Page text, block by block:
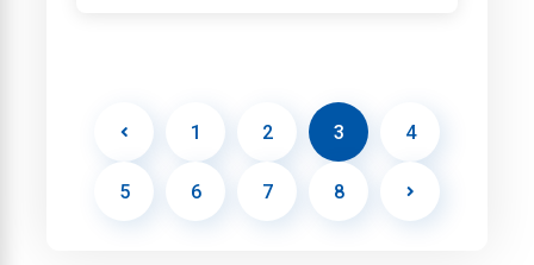
1 2 3 4
5 6 7 8